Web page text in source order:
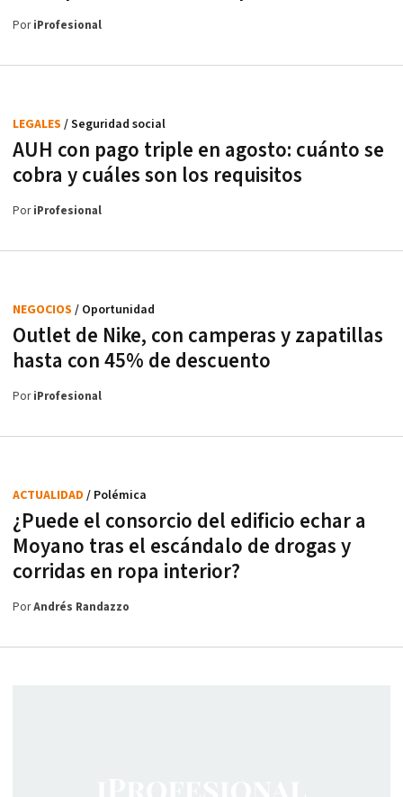
PoriProfesional
AUH con pago triple en agosto: cuánto se
cobra y cuáles son los requisitos
LEGALES / Seguridad social
PoriProfesional
Outlet de Nike, con camperas y zapatillas
hasta con 45% de descuento
NEGOCIOS / Oportunidad
PoriProfesional
¿Puede el consorcio del edificio echar a
Moyano tras el escándalo de drogas y
corridas en ropa interior?
ACTUALIDAD / Polémica
PorAndrés Randazzo